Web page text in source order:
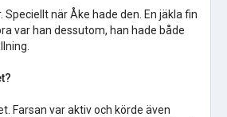
Speciellt när Åke hade den. En jäkla fin
var han dessutom, han hade både
Farsan var aktiv och körde även